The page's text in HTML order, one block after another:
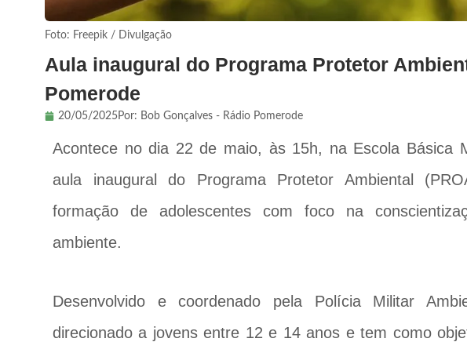
Foto: Freepik / Divulgação
Aula inaugural do Programa Protetor
Pomerode
20/05/2025Por: Bob Gonçalves - Rádio Pomerode
Acontece no dia 22 de maio, às 15h, na Escola Básica
aula inaugural do Programa Protetor Ambiental
formação de adolescentes com foco na
ambiente.
Desenvolvido e coordenado pela Polícia Militar
direcionado a jovens entre 12 e 14 anos e tem como